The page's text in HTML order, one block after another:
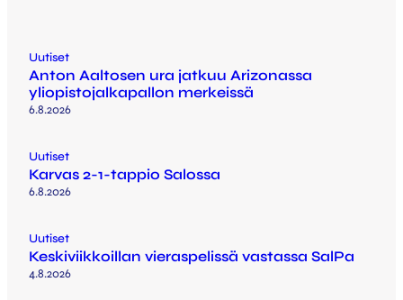
Uutiset
Anton Aaltosen ura jatkuu Arizonassa
yliopistojalkapallon merkeissä
6.8.2026
Uutiset
Karvas 2-1-tappio Salossa
6.8.2026
Uutiset
Keskiviikkoillan vieraspelissä vastassa SalPa
4.8.2026